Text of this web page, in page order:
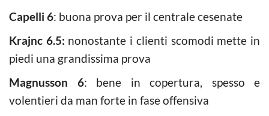
Capelli 6: buona prova per il centrale cesenate
Krajnc 6.5: nonostante i clienti scomodi mette in
piedi una grandissima prova
Magnusson 6: bene in copertura, spesso e
volentieri da man forte in fase offensiva